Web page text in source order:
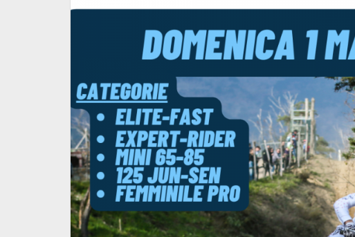
DOMENICA 1 MARZO 2026 - 1^
PROVA MXCR2026 - Pieve…
11 Febbraio 2026